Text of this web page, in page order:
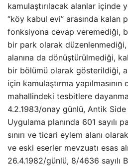
kamulaştırılacak alanlar içinde
“köy kabul evi” arasında kalan
fonksiyona cevap veremediği,
bir park olarak
alanına da dönüştürülmediği,
bir bölümü olarak gösterildiği,
için kamulaştırma yapılmasının
mahallindeki tesbitlere
4.2.1983/onay günlü, Antik
Uygulama planında 601 sayılı
sınırı ve ticari eylem alanı
ve eski eserler mevzuatı esas
26.4.1982/günlü, 8/4636 sayılı